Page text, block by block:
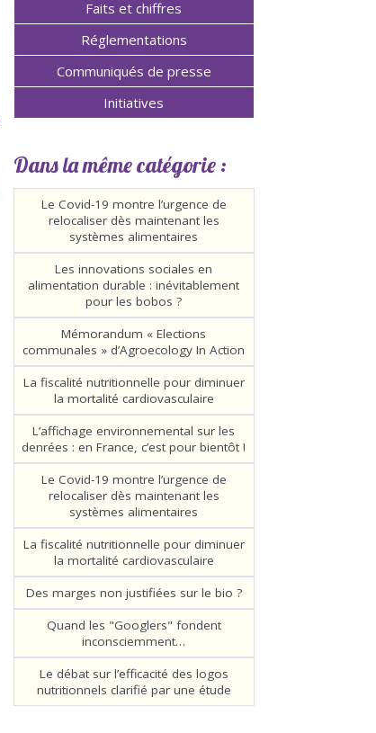
Faits et chiffres
Réglementations
Communiqués de presse
Initiatives
Dans la même catégorie :
Le Covid-19 montre l’urgence de
relocaliser dès maintenant les
systèmes alimentaires
Les innovations sociales en
alimentation durable : inévitablement
pour les bobos ?
Mémorandum « Elections
communales » d’Agroecology In Action
La fiscalité nutritionnelle pour diminuer
la mortalité cardiovasculaire
L’affichage environnemental sur les
denrées : en France, c’est pour bientôt !
Le Covid-19 montre l’urgence de
relocaliser dès maintenant les
systèmes alimentaires
La fiscalité nutritionnelle pour diminuer
la mortalité cardiovasculaire
Des marges non justifiées sur le bio ?
Quand les "Googlers" fondent
inconsciemment…
Le débat sur l’efficacité des logos
nutritionnels clarifié par une étude